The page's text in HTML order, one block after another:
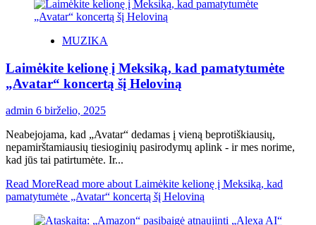
MUZIKA
Laimėkite kelionę į Meksiką, kad pamatytumėte
„Avatar“ koncertą šį Heloviną
admin 6 birželio, 2025
Neabejojama, kad „Avatar“ dedamas į vieną beprotiškiausių,
nepamirštamiausių tiesioginių pasirodymų aplink - ir mes norime,
kad jūs tai patirtumėte. Ir...
Read MoreRead more about Laimėkite kelionę į Meksiką, kad
pamatytumėte „Avatar“ koncertą šį Heloviną